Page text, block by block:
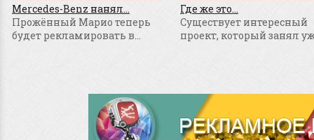
Mercedes-Benz нанял...
Прожённый Марио теперь
будет рекламировать в...
Где же это...
Существует интересный
проект, который занял